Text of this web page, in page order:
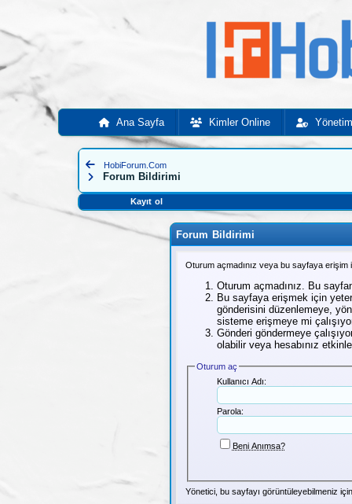
Ana Sayfa Kimler Online
Geri Git
HobiForum.Com
Sayfayı Yeniden Yükle
Forum Bildirimi
Kayıt ol
Forum Bildirimi
Oturum açmadınız veya bu sayfaya
Oturum açmadınız. Bu
Bu sayfaya erişmek için
gönderisini düzenlemeye,
sisteme erişmeye mi
Gönderi göndermeye
olabilir veya hesabınız
Oturum aç
Kullanıcı Adı:
Parola:
Beni Anımsa?
Yönetici, bu sayfayı görüntüleyebilmeniz